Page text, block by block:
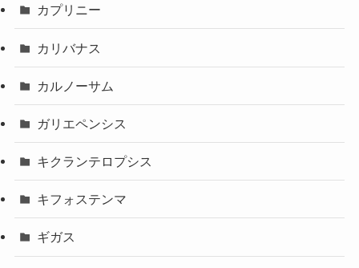
カプリニー
カリバナス
カルノーサム
ガリエペンシス
キクランテロプシス
キフォステンマ
ギガス